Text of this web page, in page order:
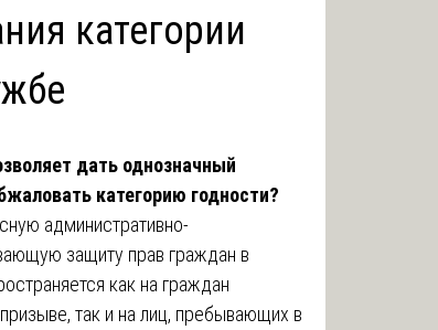
категории
дать однозначный
категорию годности?
административно-
защиту прав граждан в
как на граждан
так и на лиц, пребывающих в